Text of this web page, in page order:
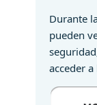
Durante
pueden
acceder